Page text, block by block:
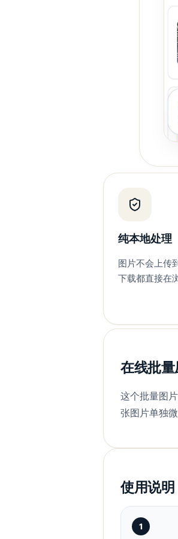
纯本地处理
图片不会上传
下载都直接在
在线批
这个批量图
张图片单独
使用说明
1